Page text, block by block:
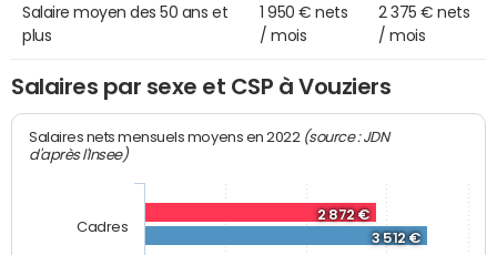
Salaire moyen des 50 ans et
plus
1 950 € nets
/ mois
2 375 € nets
/ mois
Salaires par sexe et CSP à Vouziers
Salaires nets mensuels moyens en 2022 (source : JDN
d'après l'Insee)
2 872 €
3 512 €
Cadres